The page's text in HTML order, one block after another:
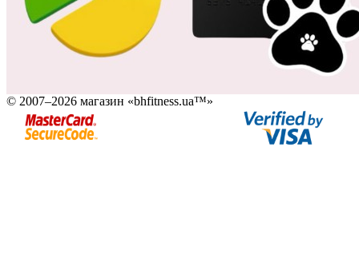
© 2007–2026 магазин «bhfitness.ua™»